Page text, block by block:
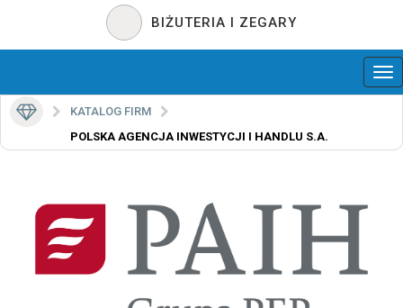
BIŻUTERIA I ZEGARY
KATALOG FIRM
POLSKA AGENCJA INWESTYCJI I HANDLU S.A.